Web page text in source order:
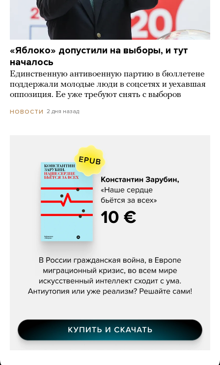
«Яблоко» допустили на выборы, и тут
началось
Единственную антивоенную партию в бюллетене
поддержали молодые люди в соцсетях и уехавшая
оппозиция. Ее уже требуют снять с выборов
НОВОСТИ 2 дня назад
Константин Зарубин, «Наше сердце